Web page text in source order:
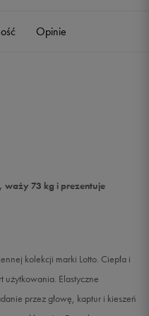
Opinie
waży 73 kg i prezentuje
kolekcji marki Lotto. Ciepła i
użytkowania. Elastyczne
przez głowę, kaptur i kieszeń